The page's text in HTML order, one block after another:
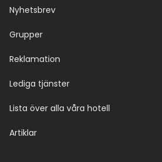
Nyhetsbrev
Grupper
Reklamation
Lediga tjänster
Lista över alla våra hotell
Artiklar